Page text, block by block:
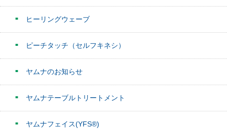
ヒーリングウェーブ
ピーチタッチ（セルフキネシ）
ヤムナのお知らせ
ヤムナテーブルトリートメント
ヤムナフェイス(YFS®)